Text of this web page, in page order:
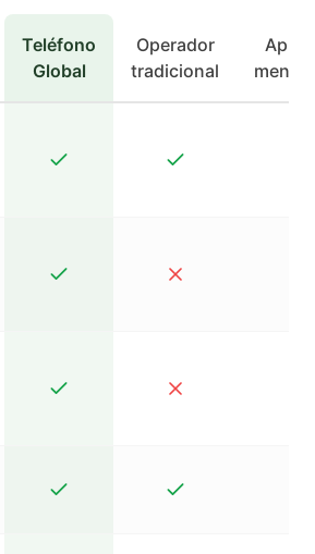
Teléfono
Global
Operador
tradicional
Apps